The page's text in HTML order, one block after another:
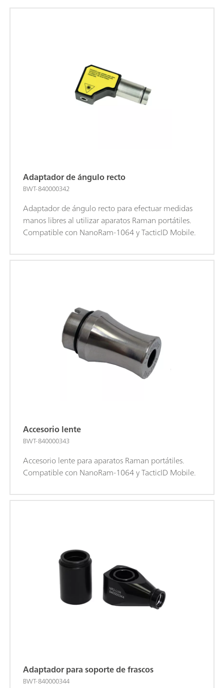
Adaptador de ángulo recto
BWT-840000342
Adaptador de ángulo recto para efectuar medidas
manos libres al utilizar aparatos Raman portátiles.
Compatible con NanoRam-1064 y TacticID Mobile.
Accesorio lente
BWT-840000343
Accesorio lente para aparatos Raman portátiles.
Compatible con NanoRam-1064 y TacticID Mobile.
Adaptador para soporte de frascos
BWT-840000344